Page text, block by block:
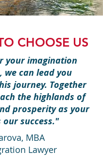
CHOOSE US
your imagination
we can lead you
journey. Together
the highlands of
prosperity as your
our success."
MBA
Lawyer